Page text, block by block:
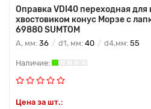
Оправка VDI40 переходная для
хвостовиком конус Морзе с
69880 SUMTOM
A, мм: 36 d1, мм: 40 d4,мм: 55
Цена за шт.: